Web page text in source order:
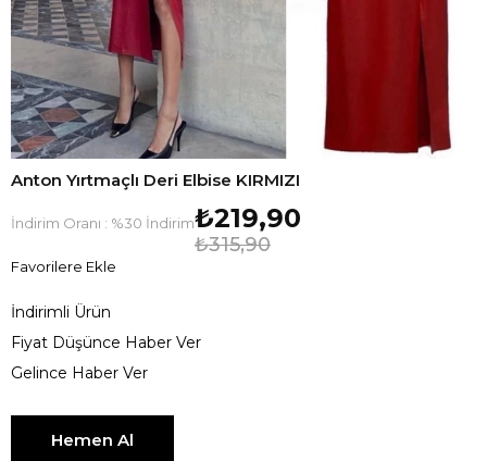
Anton Yırtmaçlı Deri Elbise KIRMIZI
İndirim Oranı : %30 İndirim
₺315,90
₺219,90
Favorilere Ekle
İndirimli Ürün
Fiyat Düşünce Haber Ver
Gelince Haber Ver